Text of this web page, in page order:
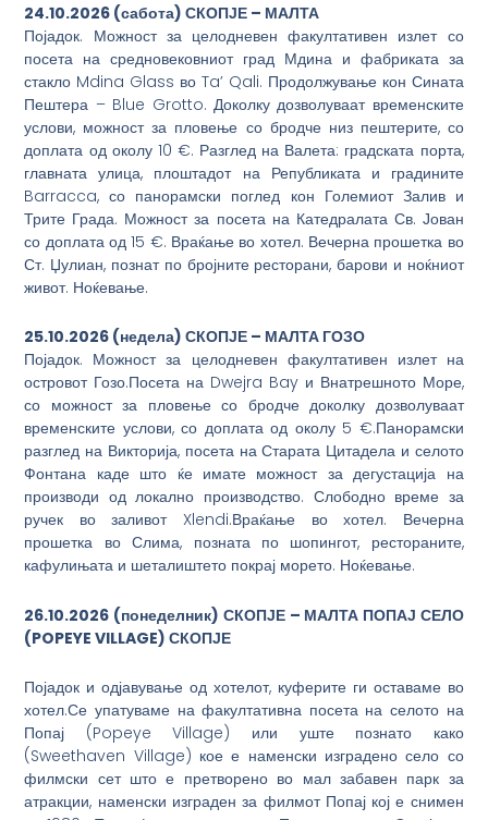
24.10.2026 (сабота) СКОПЈЕ – МАЛТА
Појадок. Можност за целодневен факултативен излет со
посета на средновековниот град Мдина и фабриката за
стакло Mdina Glass во Ta’ Qali. Продолжување кон Сината
Пештера – Blue Grotto. Доколку дозволуваат временските
услови, можност за пловење со бродче низ пештерите, со
доплата од околу 10 €. Разглед на Валета: градската порта,
главната улица, плоштадот на Републиката и градините
Barracca, со панорамски поглед кон Големиот Залив и
Трите Града. Можност за посета на Катедралата Св. Јован
со доплата од 15 €. Враќање во хотел. Вечерна прошетка во
Ст. Џулиан, познат по бројните ресторани, барови и ноќниот
живот. Ноќевање.
25.10.2026 (недела) СКОПЈЕ – МАЛТА ГОЗО
Појадок. Можност за целодневен факултативен излет на
островот Гозо.Посета на Dwejra Bay и Внатрешното Море,
со можност за пловење со бродче доколку дозволуваат
временските услови, со доплата од околу 5 €.Панорамски
разглед на Викторија, посета на Старата Цитадела и селото
Фонтана каде што ќе имате можност за дегустација на
производи од локално производство. Слободно време за
ручек во заливот Xlendi.Враќање во хотел. Вечерна
прошетка во Слима, позната по шопингот, рестораните,
кафулињата и шеталиштето покрај морето. Ноќевање.
26.10.2026 (понеделник) СКОПЈЕ – МАЛТА ПОПАЈ СЕЛО
(POPEYE VILLAGE)СКОПЈЕ
Појадок и одјавување од хотелот, куферите ги оставаме во
хотел.Се упатуваме на факултативна посета на селото на
Попај (Popeye Village) или уште познато како
(Sweethaven Village) кое е наменски изградено село со
филмски сет што е претворено во мал забавен парк за
атракции, наменски изграден за филмот Попај кој е снимен